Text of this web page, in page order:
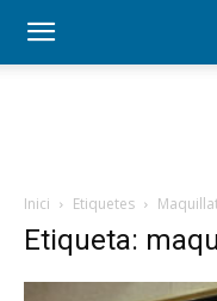
Inici Etiquetes
Etiqueta: